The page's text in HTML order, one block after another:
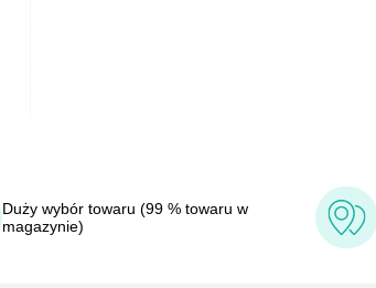
Duży wybór towaru (99 % towaru w
magazynie)